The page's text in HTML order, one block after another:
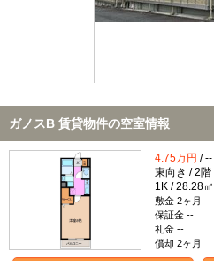
TOP
ガノスB 賃貸物件の空室情報
4.75万円 / --
東向き / 2階
1K / 28.28㎡
敷金 2ヶ月
保証金 --
礼金 --
償却 2ヶ月